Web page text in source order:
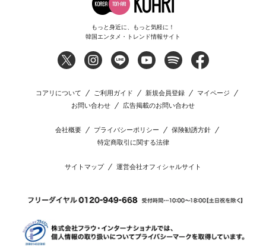
もっと身近に、もっと気軽に！
韓国エンタメ・トレンド情報サイト
コアリについて ご利用ガイド 新規会員登録
マイページ
お問い合わせ
広告掲載のお問い合わせ
会社概要 プライバシーポリシー
保険勧誘方針
特定商取引に関する法律
サイトマップ 運営会社オフィシャルサイト